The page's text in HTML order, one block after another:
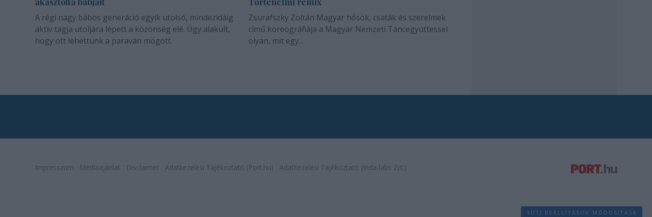
A régi nagy bábos generáció egyik utolsó, mindezidáig
aktív tagja utoljára lépett a közönség elé. Úgy alakult,
hogy ott lehettünk a paraván mögött.
Zsurafszky Zoltán Magyar hősök, csaták és szerelmek
című koreográfiája a Magyar Nemzeti Táncegyüttessel
olyan, mit egy...
Impresszum Médiaajánlat Disclaimer Adatkezelési Tájékoztató (Port.hu) Adatkezelési Tájékoztató (Inda-labs Zrt.)
SÜTI BEÁLLÍTÁSOK MÓDOSÍTÁSA